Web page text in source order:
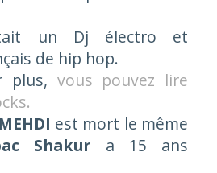
un Dj électro et
de hip hop.
plus, vous pouvez lire
est mort le même
Shakur a 15 ans